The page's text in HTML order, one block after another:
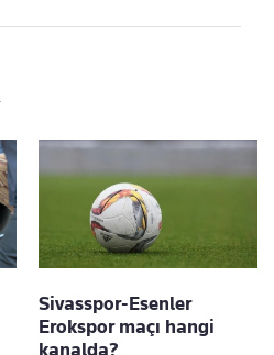
Sivasspor-Esenler
Erokspor maçı hangi
kanalda?